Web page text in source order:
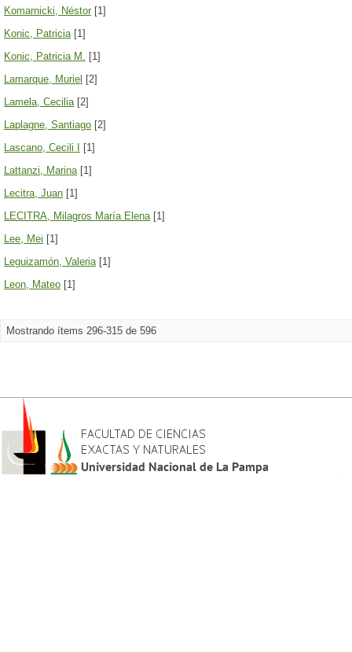
Komarnicki, Néstor [1]
Konic, Patricia[1]
Konic, Patricia M. [1]
Lamarque, Muriel [2]
Lamela, Cecilia[2]
Laplagne, Santiago [2]
Lascano, Cecili I
[1]
Lattanzi, Marina[1]
Lecitra, Juan [1]
LECITRA, Milagros María Elena[1]
Lee, Mei [1]
Leguizamón, Valeria[1]
Leon, Mateo [1]
Mostrando ítems 296-315 de 596